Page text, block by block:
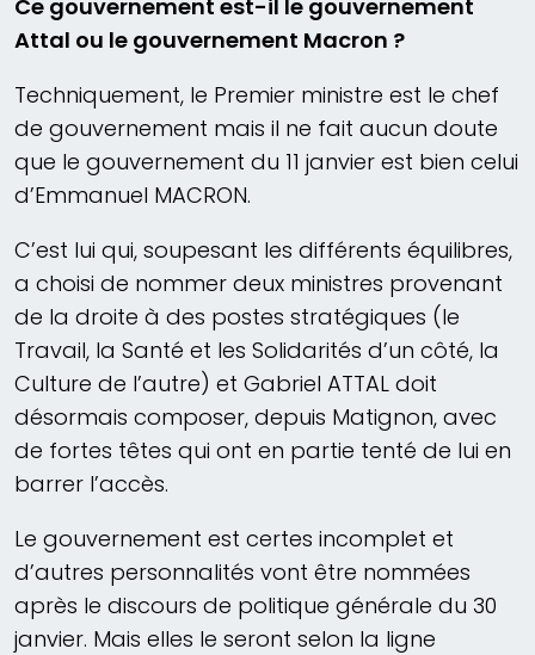
Ce gouvernement est-il le gouvernement
Attal ou le gouvernement Macron ?
Techniquement, le Premier ministre est le chef
de gouvernement mais il ne fait aucun doute
que le gouvernement du 11 janvier est bien celui
d’Emmanuel MACRON.
C’est lui qui, soupesant les différents équilibres,
a choisi de nommer deux ministres provenant
de la droite à des postes stratégiques (le
Travail, la Santé et les Solidarités d’un côté, la
Culture de l’autre) et Gabriel ATTAL doit
désormais composer, depuis Matignon, avec
de fortes têtes qui ont en partie tenté de lui en
barrer l’accès.
Le gouvernement est certes incomplet et
d’autres personnalités vont être nommées
après le discours de politique générale du 30
janvier. Mais elles le seront selon la ligne